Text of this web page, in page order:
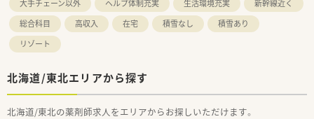
大手チェーン以外
ヘルプ体制充実 生活環境充実
新幹線近く
総合科目
高収入 在宅 積雪なし
積雪あり
リゾート
北海道/東北エリアから探す
北海道/東北の薬剤師求人をエリアからお探しいただけます。